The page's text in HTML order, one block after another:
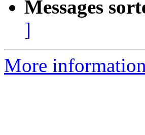
Messages
]
More